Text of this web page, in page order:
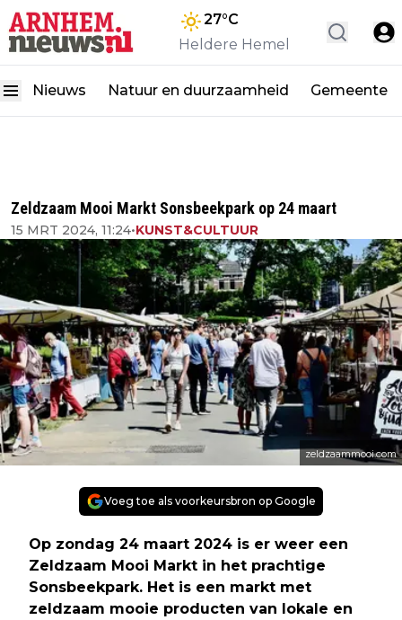
27°C
Heldere Hemel
Nieuws Natuur en duurzaamheid Gemeente
Zeldzaam Mooi Markt Sonsbeekpark op 24 maart
15 MRT 2024, 11:24•KUNST&CULTUUR
zeldzaammooi.com
Voeg toe als voorkeursbron op Google
Op zondag 24 maart 2024 is er weer een
Zeldzaam Mooi Markt in het prachtige
Sonsbeekpark. Het is een markt met
zeldzaam mooie producten van lokale en